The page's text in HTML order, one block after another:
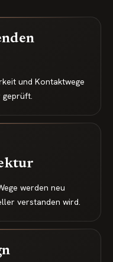
und Kontaktwege
geprüft.
werden neu
verstanden wird.